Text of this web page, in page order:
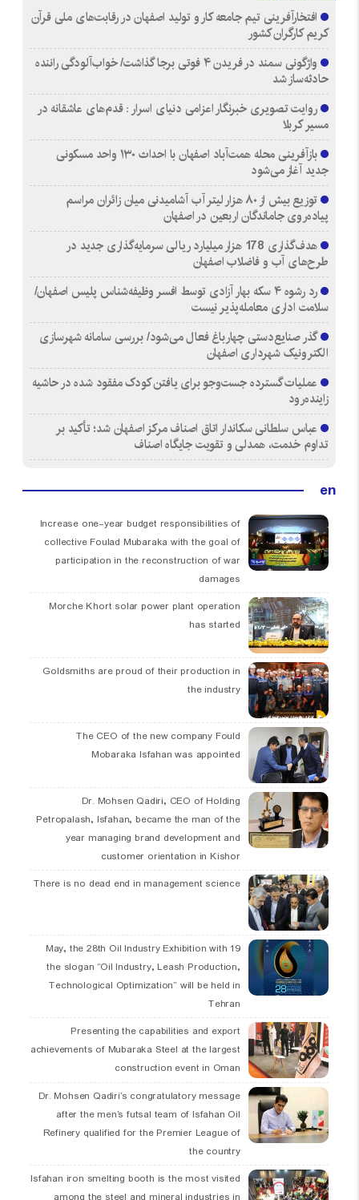
افتخارآفرینی تیم جامعه کار و تولید اصفهان در رقابت‌های ملی قرآن
کریم کارگران کشور
واژگونی سمند در فریدن ۴ فوتی برجا گذاشت/ خواب‌آلودگی راننده
حادثه‌ساز شد
روایت تصویری خبرنگار اعزامی دنیای اسرار : قدم‌های عاشقانه در
مسیر کربلا
بازآفرینی محله همت‌آباد اصفهان با احداث ۱۳۰ واحد مسکونی
جدید آغاز می‌شود
توزیع بیش از ۸۰ هزار لیتر آب آشامیدنی میان زائران مراسم
پیاده‌روی جاماندگان اربعین در اصفهان
هدف‌گذاری 178 هزار میلیارد ریالی سرمایه‌گذاری جدید در
طرح‌های آب و فاضلاب اصفهان
رد رشوه ۴ سکه بهار آزادی توسط افسر وظیفه‌شناس پلیس اصفهان/
سلامت اداری معامله‌پذیر نیست
گذر صنایع‌دستی چهارباغ فعال می‌شود/ بررسی سامانه شهرسازی
الکترونیک شهرداری اصفهان
عملیات گسترده جست‌وجو برای یافتن کودک مفقود شده در حاشیه
زاینده‌رود
عباس سلطانی سکاندار اتاق اصناف مرکز اصفهان شد؛ تأکید بر
تداوم خدمت، همدلی و تقویت جایگاه اصناف
en
Increase one-year budget responsibilities of
collective Foulad Mubaraka with the goal of
participation in the reconstruction of war
damages
Morche Khort solar power plant operation
has started
Goldsmiths are proud of their production in
the industry
The CEO of the new company Fould
Mobaraka Isfahan was appointed
Dr. Mohsen Qadiri, CEO of Holding
Petropalash, Isfahan, became the man of the
year managing brand development and
customer orientation in Kishor
There is no dead end in management science
19 May, the 28th Oil Industry Exhibition with
the slogan “Oil Industry, Leash Production,
Technological Optimization” will be held in
Tehran
Presenting the capabilities and export
achievements of Mubaraka Steel at the largest
construction event in Oman
Dr. Mohsen Qadiri’s congratulatory message
after the men’s futsal team of Isfahan Oil
Refinery qualified for the Premier League of
the country
Isfahan iron smelting booth is the most visited